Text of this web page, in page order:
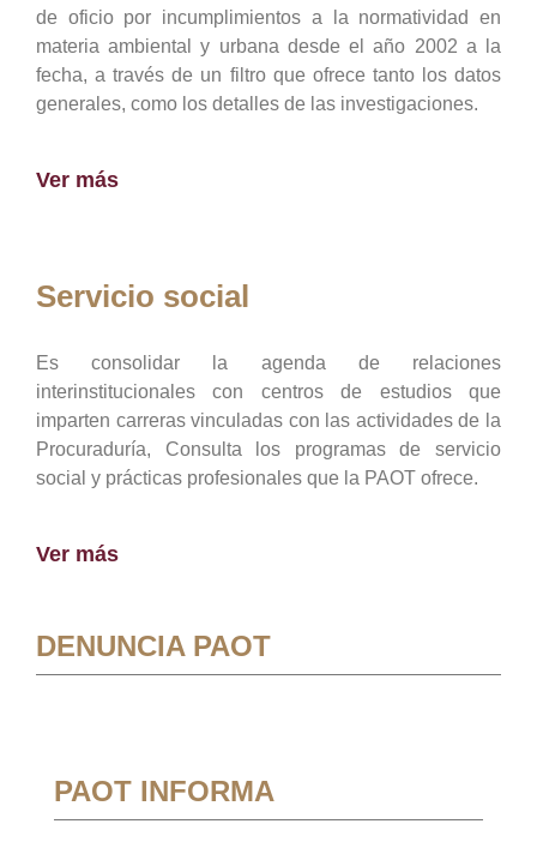
de oficio por incumplimientos a la normatividad en
materia ambiental y urbana desde el año 2002 a la
fecha, a través de un filtro que ofrece tanto los datos
generales, como los detalles de las investigaciones.
Ver más
Servicio social
Es consolidar la agenda de relaciones
interinstitucionales con centros de estudios que
imparten carreras vinculadas con las actividades de la
Procuraduría, Consulta los programas de servicio
social y prácticas profesionales que la PAOT ofrece.
Ver más
DENUNCIA PAOT
PAOT INFORMA